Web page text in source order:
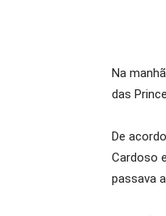
Na
das
De
Cardoso
passava